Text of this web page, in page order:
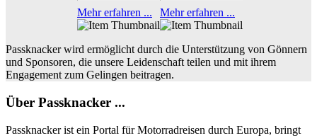
Mehr erfahren ... Mehr erfahren ...
Passknacker wird ermöglicht durch die Unterstützung von Gönnern
und Sponsoren, die unsere Leidenschaft teilen und mit ihrem
Engagement zum Gelingen beitragen.
Über Passknacker ...
Passknacker ist ein Portal für Motorradreisen durch Europa, bringt